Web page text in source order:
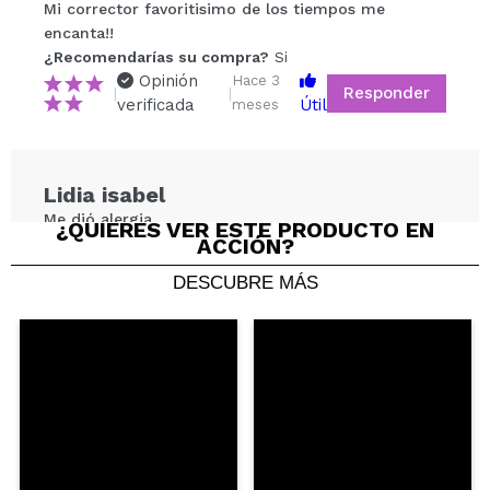
Tu vídeo podría ser el primero. Imagínatelo...
¿Recomendarías su compra? Si No
5/5
Mi corrector favoritisimo de los tiempos me
encanta!!
¿Recomendarías su compra? Si
|
Opinión
verificada
|
Hace 3
meses
Útil
Responder
Lidia isabel
Me dió alergia .
¿Recomendarías su compra?No
Opinión
|
Hace 9
Útil
(1)
¿QUIERES VER ESTE PRODUCTO EN
ACCIÓN?
DESCUBRE MÁS